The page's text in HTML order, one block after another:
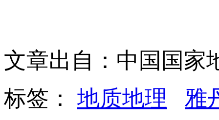
文章出自：中国国家
标签： 地质地理
雅